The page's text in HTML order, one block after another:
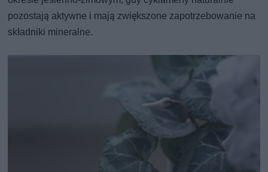
pozostają aktywne i mają zwiększone zapotrzebowanie na
składniki mineralne.